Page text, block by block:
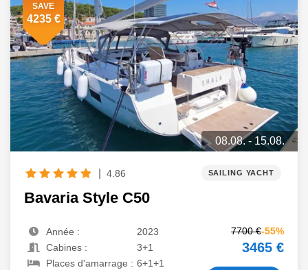
SAVE
4235 €
08.08. - 15.08.
SAILING YACHT
4.86
Bavaria Style C50
Année :
2023
Cabines :
3+1
Places d'amarrage : 6+1+1
7700 €-55%
3465 €